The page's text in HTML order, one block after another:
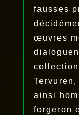
fausses
œuvres
ainsi
forgeron